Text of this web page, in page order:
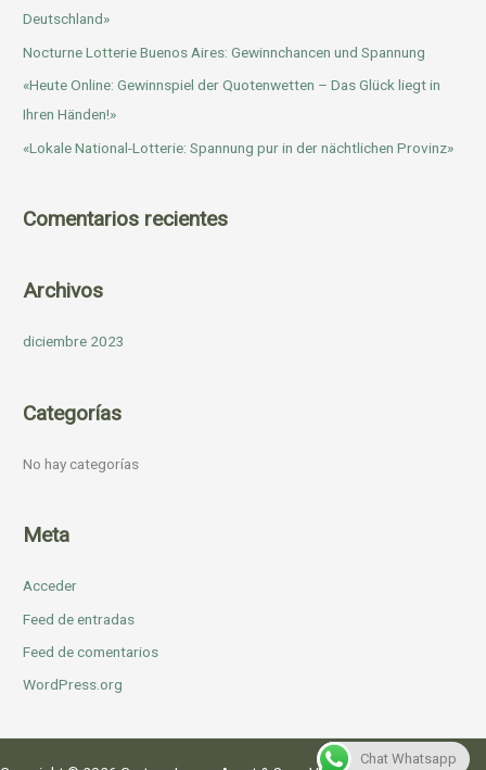
o
r
Deutschland»
Nocturne Lotterie Buenos Aires: Gewinnchancen und Spannung
«Heute Online: Gewinnspiel der Quotenwetten – Das Glück liegt in
Ihren Händen!»
«Lokale National-Lotterie: Spannung pur in der nächtlichen Provinz»
Comentarios recientes
Archivos
diciembre 2023
Categorías
No hay categorías
Meta
Acceder
Feed de entradas
Feed de comentarios
WordPress.org
Chat Whatsapp